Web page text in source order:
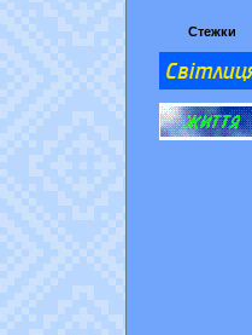
Стежки